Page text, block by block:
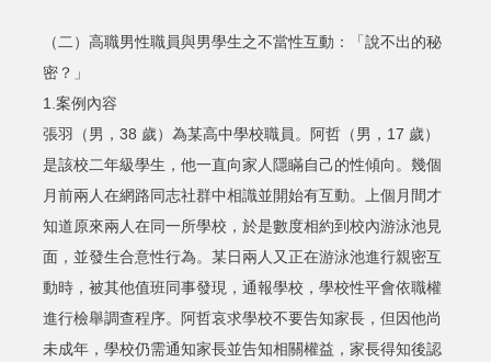
（二）高職男性職員與男學生之不當性互動：「說不出的秘
密？」
1.案例內容
張羽（男，38 歲）為某高中學校職員。阿哲（男，17 歲）
是該校二年級學生，他一直向家人隱瞞自己的性傾向。幾個
月前兩人在網路同志社群中相識並開始有互動。上個月間才
知道原來兩人在同一所學校，於是數度相約到校內游泳池見
面，並發生合意性行為。某日兩人又正在游泳池進行親密互
動時，被其他值班同事發現，通報學校，學校性平會依職權
進行檢舉調查程序。阿哲哀求學校不要告知家長，但因他尚
未成年，學校仍需通知家長並告知相關權益，家長得知後認